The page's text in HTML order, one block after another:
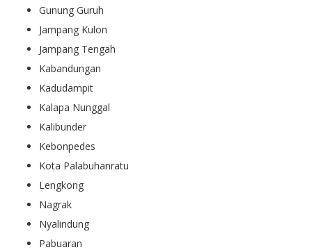
Gunung Guruh
Jampang Kulon
Jampang Tengah
Kabandungan
Kadudampit
Kalapa Nunggal
Kalibunder
Kebonpedes
Kota Palabuhanratu
Lengkong
Nagrak
Nyalindung
Pabuaran